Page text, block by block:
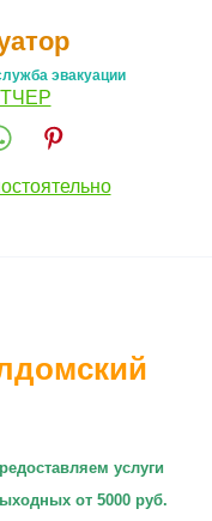
эвакуации
редоставляем услуги
от 5000 руб.